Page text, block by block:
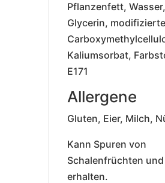
Pflanzenfett, Wasser,
Glycerin,
Kaliumsorbat,
E171
Allergene
Gluten, Eier, Milch,
Kann Spuren von
Schalenfrüchten und
erhalten.